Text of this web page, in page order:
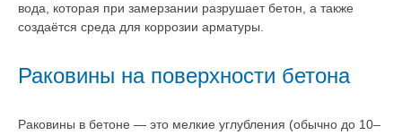
вода, которая при замерзании разрушает бетон, а также
создаётся среда для коррозии арматуры.
Раковины на поверхности бетона
Раковины в бетоне — это мелкие углубления (обычно до 10–